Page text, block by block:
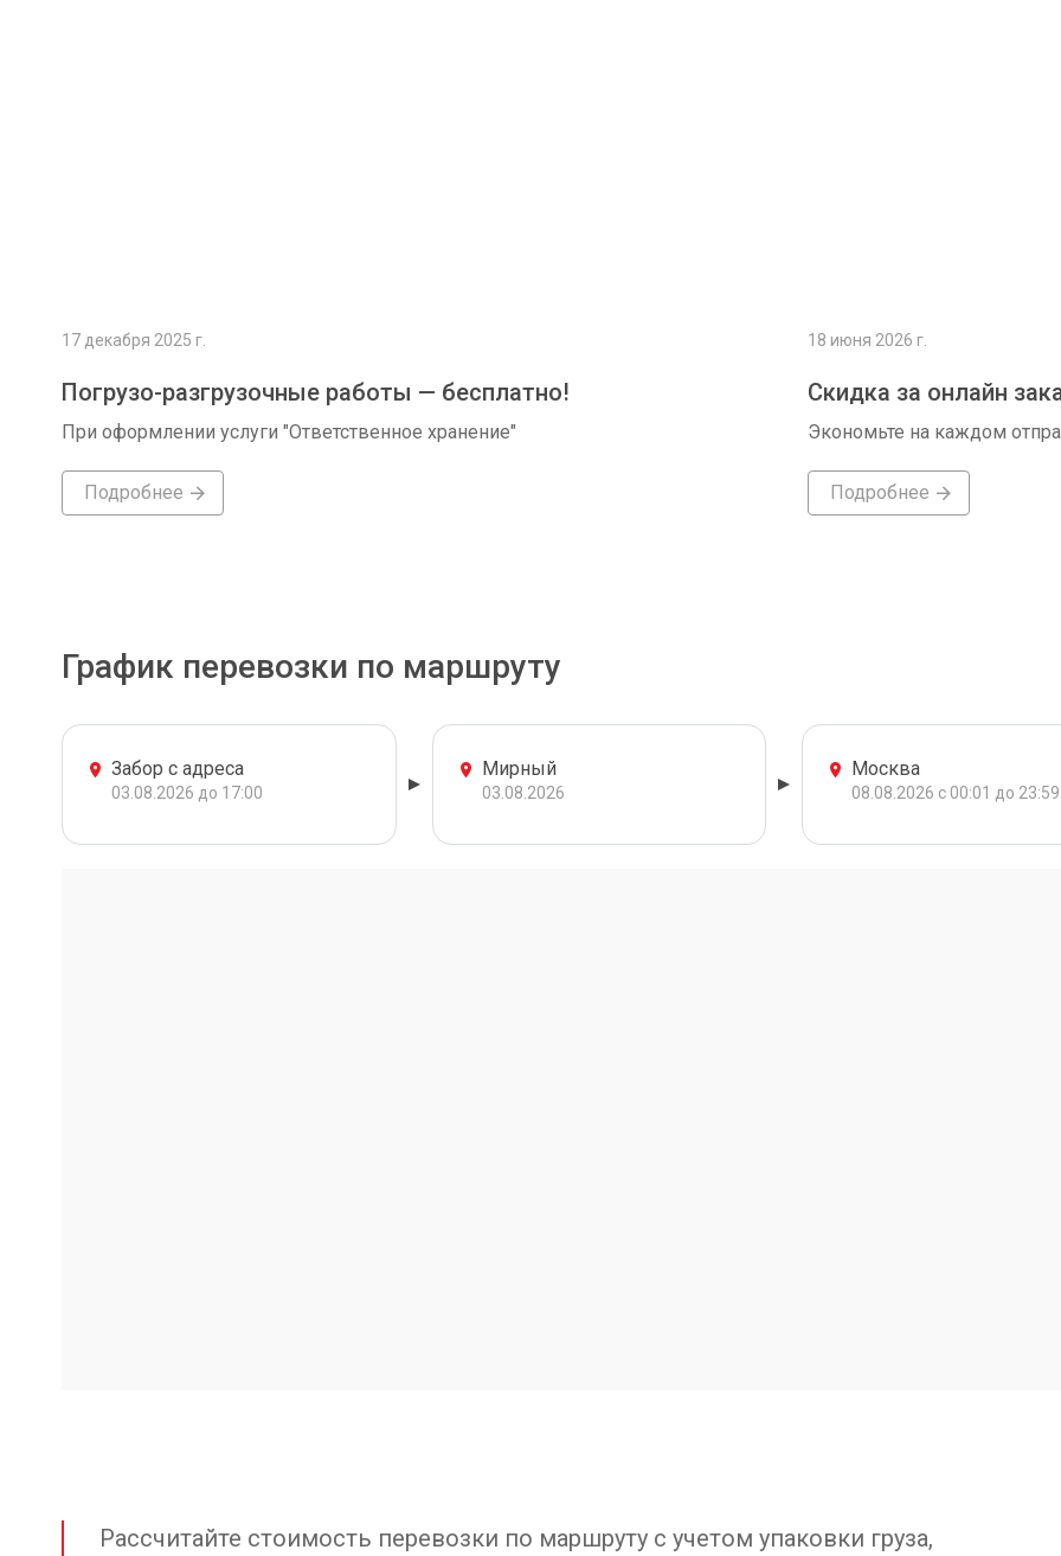
17 декабря 2025 г.
Погрузо-разгрузочные работы — бесплатно!
При оформлении услуги "Ответственное хранение"
Подробнее
18 июня 2026 г.
Скидка за онлайн
Экономьте на каждом
Подробнее
График перевозки по маршруту
Забор с адреса
03.08.2026 до 17:00
Мирный
03.08.2026
Москва
08.08.2026 с 00:01 до 23:59
Рассчитайте стоимость перевозки по маршруту с учетом упаковки груза,